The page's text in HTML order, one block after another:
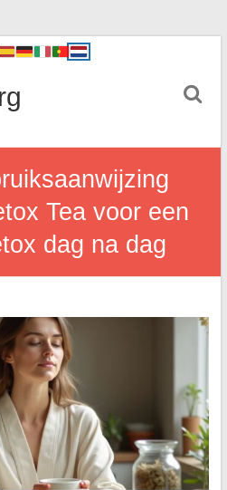
Tea voor een
dag na dag